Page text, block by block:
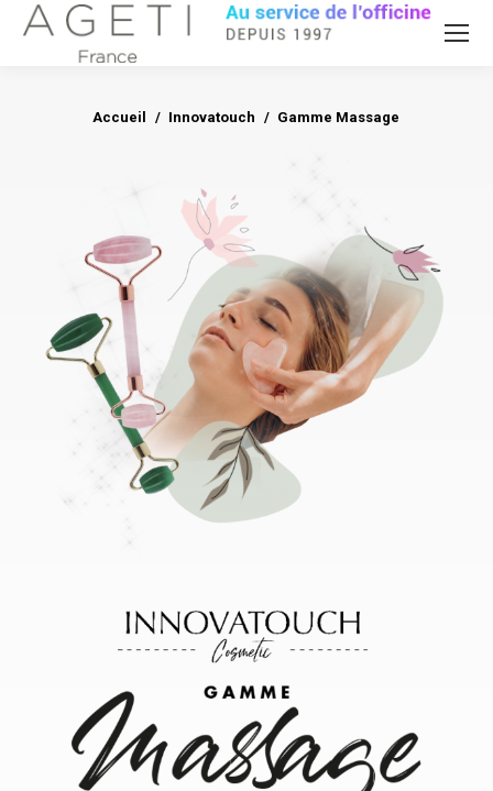
Vous êtes ici :
Accueil Innovatouch Gamme Massage